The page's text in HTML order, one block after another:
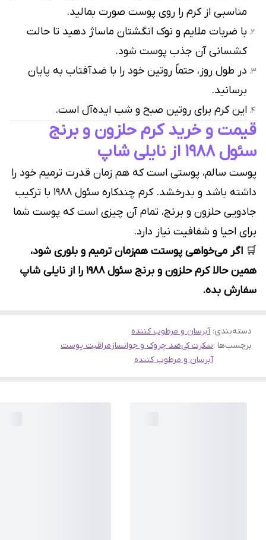
مناسبی از کرم را روی پوست صورت بمالید.
با ضربات ملایم و نوک انگشتان ماساژ دهید تا حالت
کشسانی آن جذب پوست شود.
در طول روز، حتماً روتین خود را با ضدآفتاب به پایان
برسانید.
این کرم برای روتین صبح و شب ایده‌آل است.
قیمت و خرید کرم حلزون و برنج
سئول ۱۹۸۸ از نایلی شاپ
پوست سالم، پوستی است که هم زمان قدرت ترمیم خود را
داشته باشد و بدرخشد. کرم چندکاره سئول ۱۹۸۸ با ترکیب
جادویی حلزون و برنج، تمام آن چیزی است که پوست شما
برای احیا و شفافیت نیاز دارد.
🛒 اگر می‌خواهی پوستت هم‌زمان ترمیم و بلوری شود،
همین حالا کرم حلزون و برنج سئول ۱۹۸۸ را از نایلی شاپ
سفارش بده.
دسته‌بندی:آبرسان و مرطوب کننده
برچسب‌ها :سکرت کیضد چروک و جوانسازمراقبت پوست
آبرسان و مرطوب کننده